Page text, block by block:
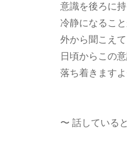
意識を後ろに
冷静になるこ
外から聞こえ
日頃からこの
落ち着きますよ
〜 話している